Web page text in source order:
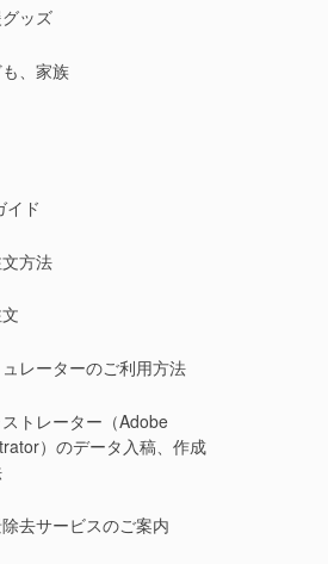
ッズ
、家族
イド
方法
レーターのご利用方法
トレーター（Adobe
）のデータ入稿、作成
去サービスのご案内